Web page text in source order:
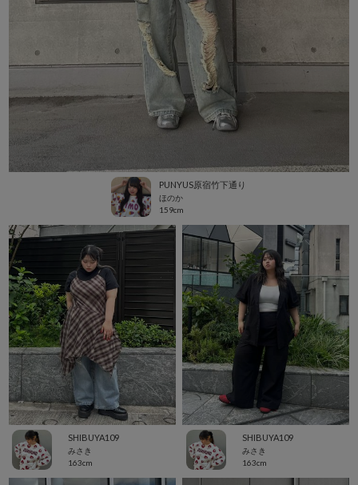
PUNYUS原宿竹下通り
ほのか
159cm
SHIBUYA109
みさき
163cm
SHIBUYA109
みさき
163cm